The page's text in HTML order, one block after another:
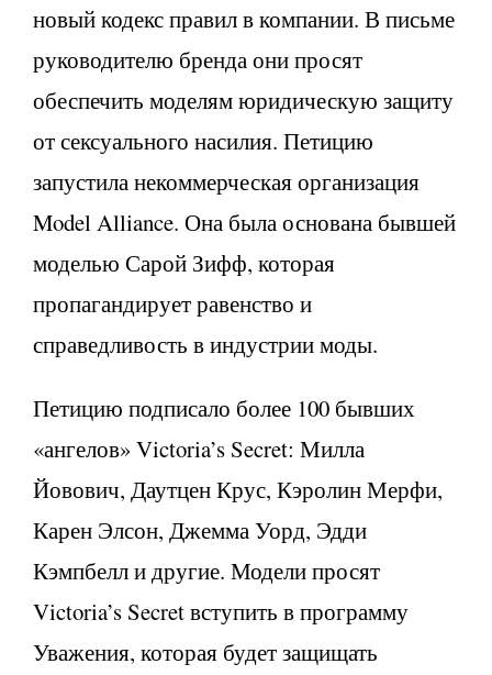
новый кодекс правил в компании. В письме
руководителю бренда они просят
обеспечить моделям юридическую защиту
от сексуального насилия. Петицию
запустила некоммерческая организация
Model Alliance. Она была основана бывшей
моделью Сарой Зифф, которая
пропагандирует равенство и
справедливость в индустрии моды.
Петицию подписало более 100 бывших
«ангелов» Victoria’s Secret: Милла
Йовович, Даутцен Крус, Кэролин Мерфи,
Карен Элсон, Джемма Уорд, Эдди
Кэмпбелл и другие. Модели просят
Victoria’s Secret вступить в программу
Уважения, которая будет защищать